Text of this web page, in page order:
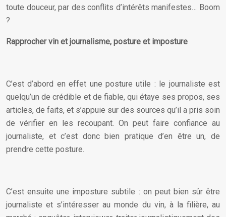
toute douceur, par des conflits d’intérêts manifestes… Boom
?
Rapprocher vin et journalisme, posture et imposture
C’est d’abord en effet une posture utile : le journaliste est
quelqu’un de crédible et de fiable, qui étaye ses propos, ses
articles, de faits, et s’appuie sur des sources qu’il a pris soin
de vérifier en les recoupant. On peut faire confiance au
journaliste, et c’est donc bien pratique d’en être un, de
prendre cette posture.
C’est ensuite une imposture subtile : on peut bien sûr être
journaliste et s’intéresser au monde du vin, à la filière, au